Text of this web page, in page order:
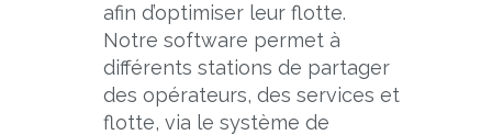
afin d’optimiser leur flotte.
Notre software permet à
différents stations de partager
des opérateurs, des services et
flotte, via le système de